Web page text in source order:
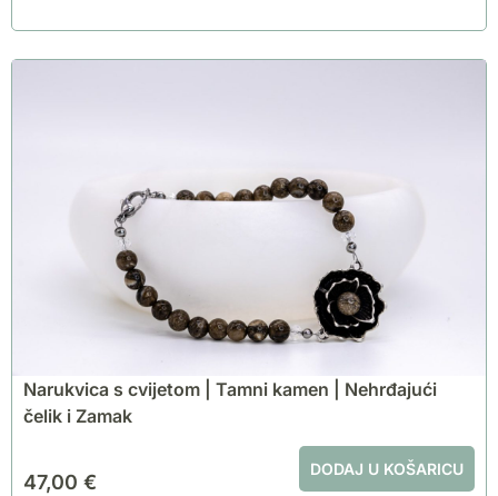
Narukvica s cvijetom | Tamni kamen | Nehrđajući
čelik i Zamak
47,00 €
DODAJ U KOŠARICU